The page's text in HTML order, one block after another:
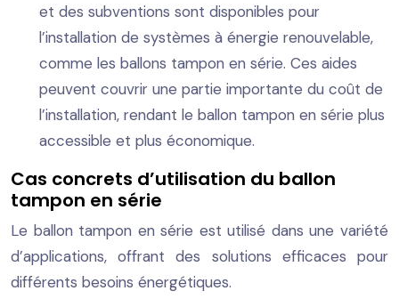
et des subventions sont disponibles pour
l’installation de systèmes à énergie renouvelable,
comme les ballons tampon en série. Ces aides
peuvent couvrir une partie importante du coût de
l’installation, rendant le ballon tampon en série plus
accessible et plus économique.
Cas concrets d’utilisation du ballon
tampon en série
Le ballon tampon en série est utilisé dans une variété
d’applications, offrant des solutions efficaces pour
différents besoins énergétiques.